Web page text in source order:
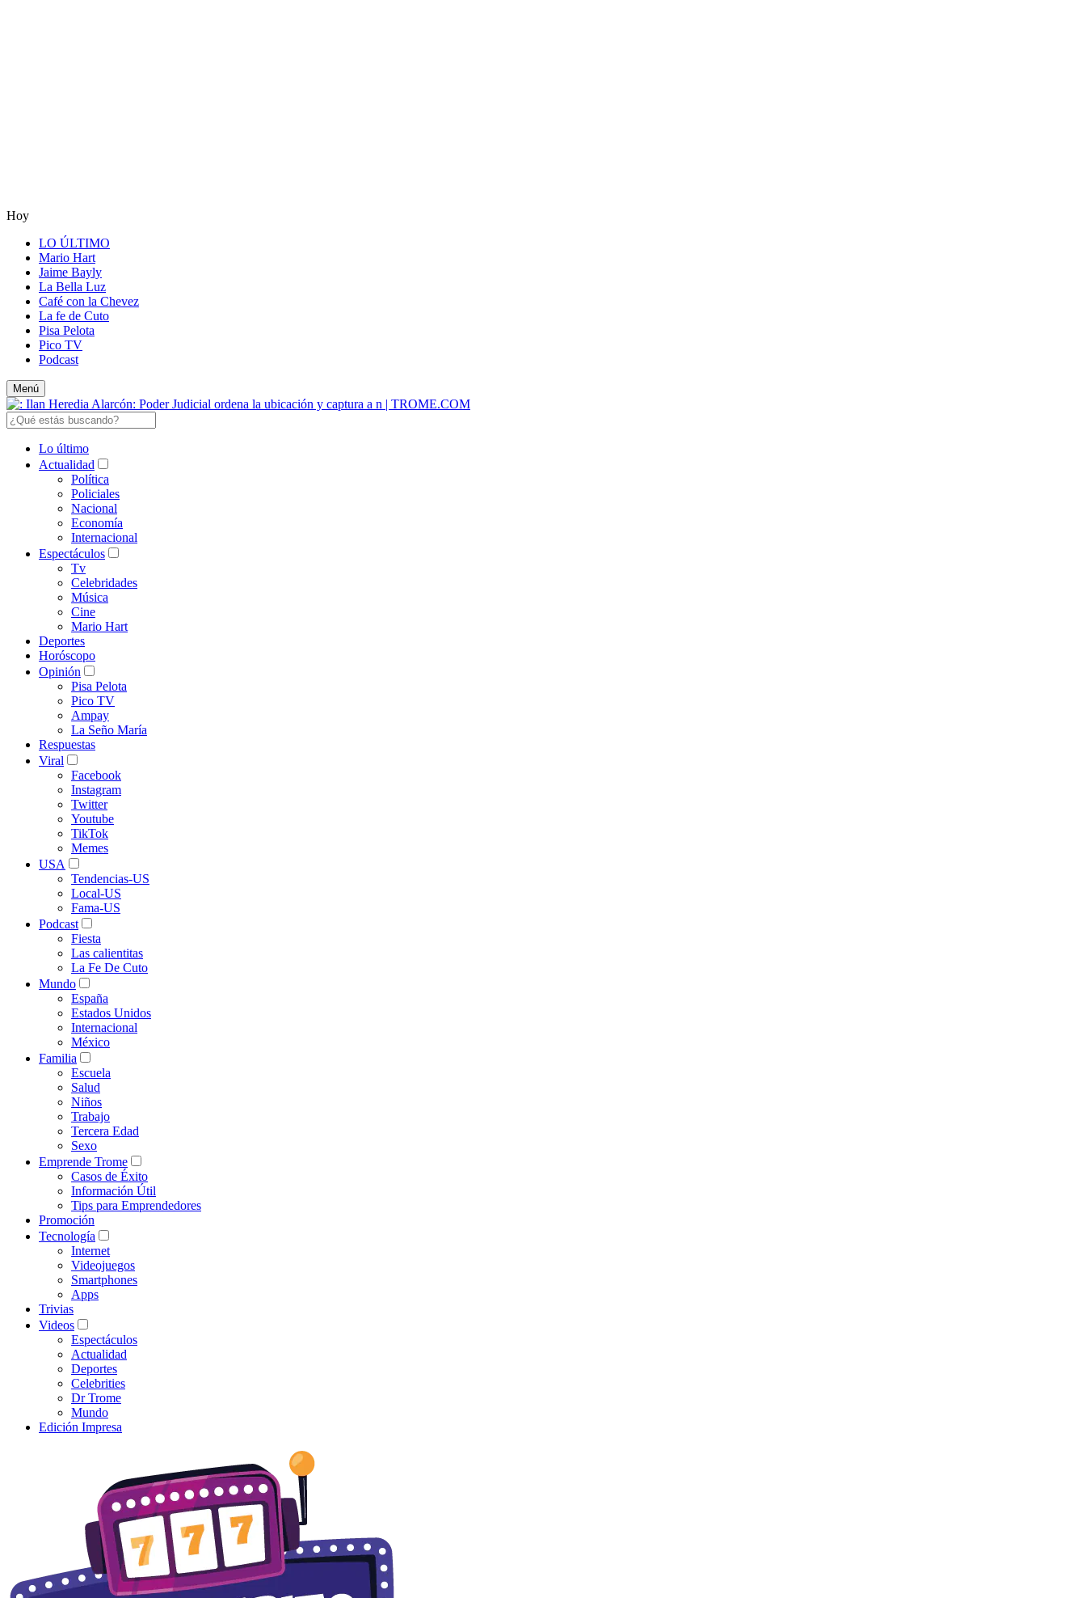
Hoy
LO ÚLTIMO
Mario Hart
Jaime Bayly
La Bella Luz
Café con la Chevez
La fe de Cuto
Pisa Pelota
Pico TV
Podcast
Menú
Lo último
Actualidad
Política
Policiales
Nacional
Economía
Internacional
Espectáculos
Tv
Celebridades
Música
Cine
Mario Hart
Deportes
Horóscopo
Opinión
Pisa Pelota
Pico TV
Ampay
La Seño María
Respuestas
Viral
Facebook
Instagram
Twitter
Youtube
TikTok
Memes
USA
Tendencias-US
Local-US
Fama-US
Podcast
Fiesta
Las calientitas
La Fe De Cuto
Mundo
España
Estados Unidos
Internacional
México
Familia
Escuela
Salud
Niños
Trabajo
Tercera Edad
Sexo
Emprende Trome
Casos de Éxito
Información Útil
Tips para Emprendedores
Promoción
Tecnología
Internet
Videojuegos
Smartphones
Apps
Trivias
Videos
Espectáculos
Actualidad
Deportes
Celebrities
Dr Trome
Mundo
Edición Impresa